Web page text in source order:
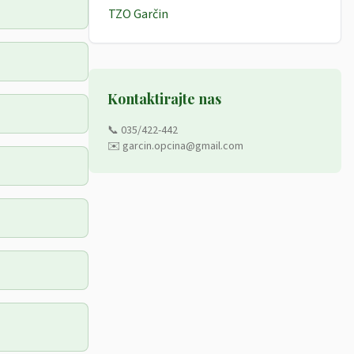
TZO Garčin
Kontaktirajte nas
📞 035/422-442
✉️ garcin.opcina@gmail.com